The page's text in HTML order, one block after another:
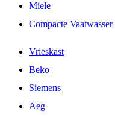
Miele
Compacte Vaatwasser
Vrieskast
Beko
Siemens
Aeg